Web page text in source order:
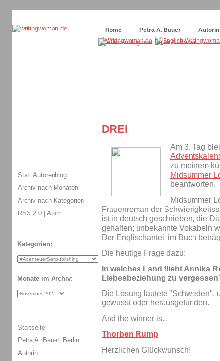
Home
Petra A. Bauer Autorin
DREI
Am 3. Tag
zu meinem
Midsummer
beantworten.
Midsummer
Frauenroman der
ist in deutsch geschrieben, die
gehalten; unbekannte Vokabeln
Der Englischanteil im Buch
Die heutige Frage dazu:
In welches Land flieht Annika
Liebesbeziehung zu
Die Lösung lautete "Schweden",
gewusst oder herausgefunden.
And the winner is...
Thorben Rump
Herzlichen Glückwunsch!
Start Autorenblog
Archiv nach Monaten
Archiv nach Kategorien
RSS 2.0 | Atom
Kategorien:
Monate im Archiv:
Startseite
Petra A. Bauer, Berlin
Autorin